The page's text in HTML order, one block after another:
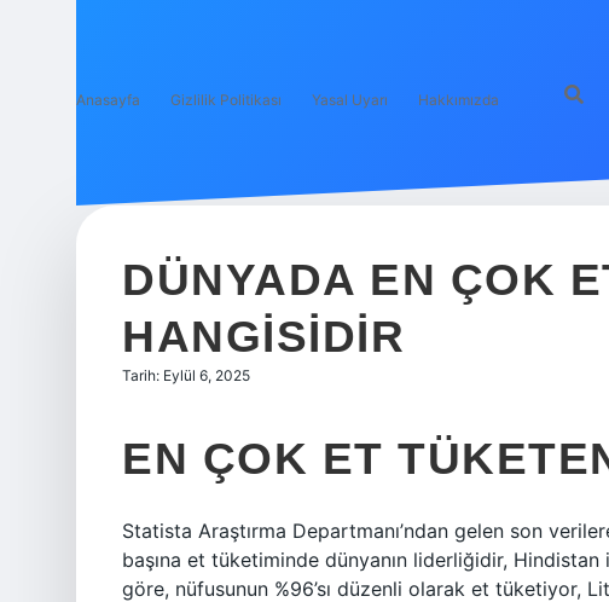
Anasayfa Gizlilik Politikası Yasal Uyarı Hakkımızda
DÜNYADA EN ÇOK
HANGISIDIR
Tarih: Eylül 6, 2025
EN ÇOK ET
Statista Araştırma Departmanı’ndan gelen son
başına et tüketiminde dünyanın liderliğidir,
göre, nüfusunun %96’sı düzenli olarak et tüketiyor,